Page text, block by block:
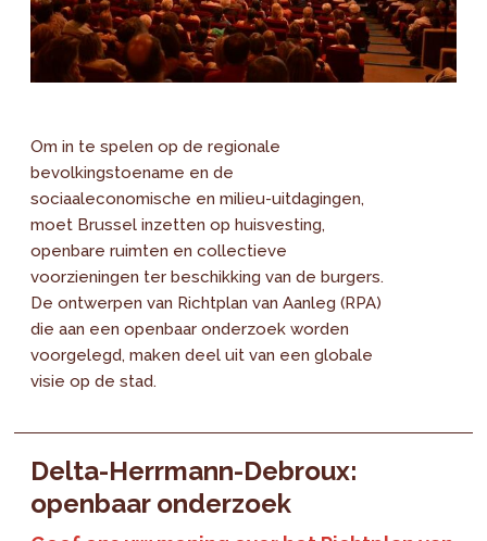
Om in te spelen op de regionale
bevolkingstoename en de
sociaaleconomische en milieu-uitdagingen,
moet Brussel inzetten op huisvesting,
openbare ruimten en collectieve
voorzieningen ter beschikking van de burgers.
De ontwerpen van Richtplan van Aanleg (RPA)
die aan een openbaar onderzoek worden
voorgelegd, maken deel uit van een globale
visie op de stad.
Delta-Herrmann-Debroux:
openbaar onderzoek